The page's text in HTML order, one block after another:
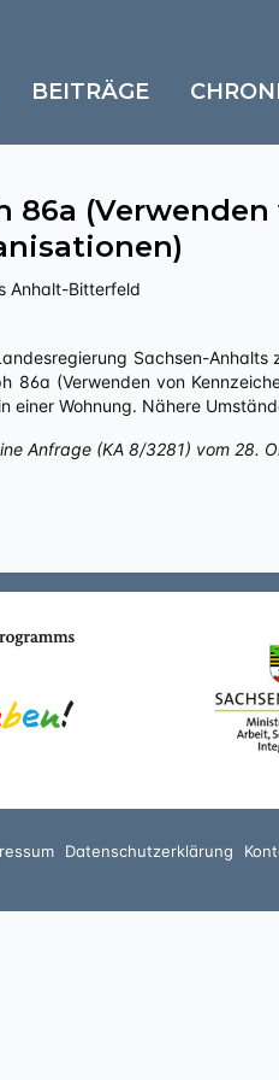
BEITRÄGE
86a
Anhalt-Bitterfeld
86a (Verwenden von
einer Wohnung. Nähere
Anfrage (KA 8/3281) vom 28.
Datenschutzerklärung